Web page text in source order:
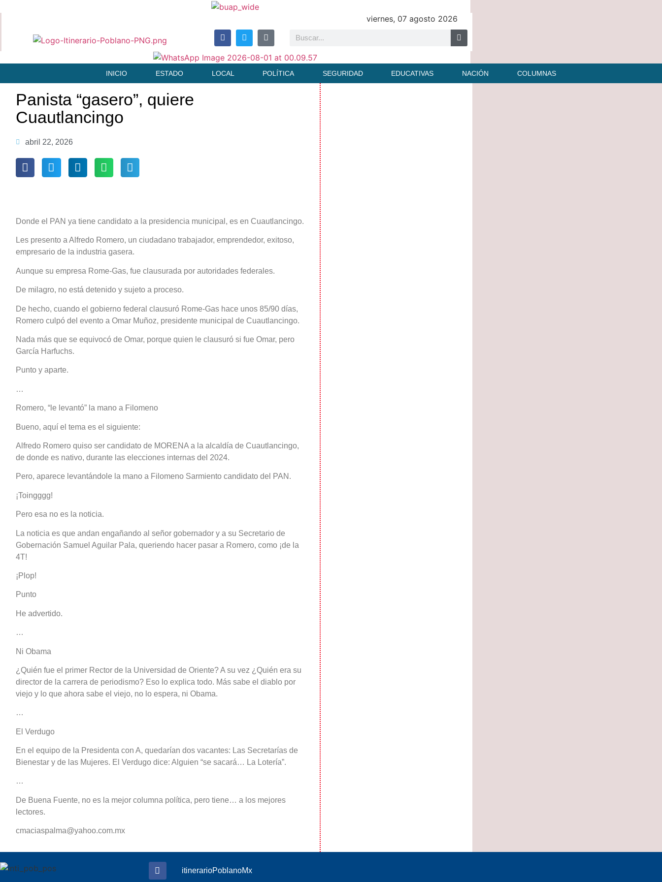
viernes, 07 agosto 2026
INICIO ESTADO LOCAL POLÍTICA SEGURIDAD EDUCATIVAS NACIÓN COLUMNAS
Panista “gasero”, quiere
Cuautlancingo
abril 22, 2026
Donde el PAN ya tiene candidato a la presidencia municipal, es en Cuautlancingo.
Les presento a Alfredo Romero, un ciudadano trabajador, emprendedor, exitoso,
empresario de la industria gasera.
Aunque su empresa Rome-Gas, fue clausurada por autoridades federales.
De milagro, no está detenido y sujeto a proceso.
De hecho, cuando el gobierno federal clausuró Rome-Gas hace unos 85/90 días,
Romero culpó del evento a Omar Muñoz, presidente municipal de Cuautlancingo.
Nada más que se equivocó de Omar, porque quien le clausuró si fue Omar, pero
García Harfuchs.
Punto y aparte.
…
Romero, “le levantó” la mano a Filomeno
Bueno, aquí el tema es el siguiente:
Alfredo Romero quiso ser candidato de MORENA a la alcaldía de Cuautlancingo,
de donde es nativo, durante las elecciones internas del 2024.
Pero, aparece levantándole la mano a Filomeno Sarmiento candidato del PAN.
¡Toingggg!
Pero esa no es la noticia.
La noticia es que andan engañando al señor gobernador y a su Secretario de
Gobernación Samuel Aguilar Pala, queriendo hacer pasar a Romero, como ¡de la
4T!
¡Plop!
Punto
He advertido.
…
Ni Obama
¿Quién fue el primer Rector de la Universidad de Oriente? A su vez ¿Quién era su
director de la carrera de periodismo? Eso lo explica todo. Más sabe el diablo por
viejo y lo que ahora sabe el viejo, no lo espera, ni Obama.
…
El Verdugo
En el equipo de la Presidenta con A, quedarían dos vacantes: Las Secretarías de
Bienestar y de las Mujeres. El Verdugo dice: Alguien “se sacará… La Lotería”.
…
De Buena Fuente, no es la mejor columna política, pero tiene… a los mejores
lectores.
cmaciaspalma@yahoo.com.mx
itinerarioPoblanoMx